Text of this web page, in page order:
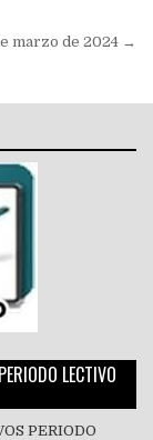
marzo de 2024 →
LECTIVO
PERIODO